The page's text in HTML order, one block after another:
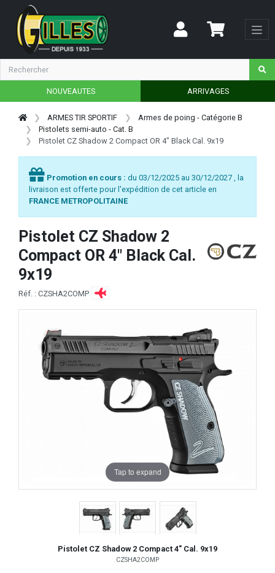
NOUVEAUTES ARRIVAGES
ARMES TIR SPORTIF
Armes de poing - Catégorie B
Pistolets semi-auto - Cat. B
Pistolet CZ Shadow 2 Compact OR 4" Black Cal. 9x19
Promotion en cours : du 03/12/2025 au 30/12/2027 , la
livraison est offerte pour l'expédition de cet article en
FRANCE METROPOLITAINE
Pistolet CZ Shadow 2
Compact OR 4" Black Cal.
9x19
Réf. : CZSHA2COMP
Tap to expand
Pistolet CZ Shadow 2 Compact 4" Cal. 9x19
CZSHA2COMP